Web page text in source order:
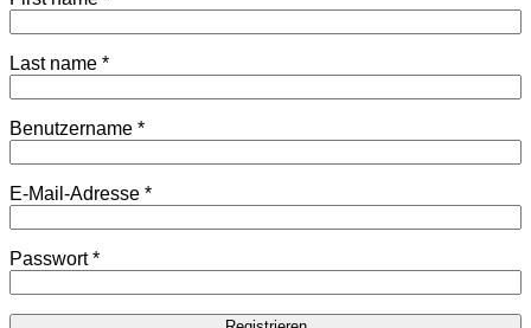
Last name *
Benutzername *Erforderlich
E-Mail-Adresse *Erforderlich
Passwort*Erforderlich